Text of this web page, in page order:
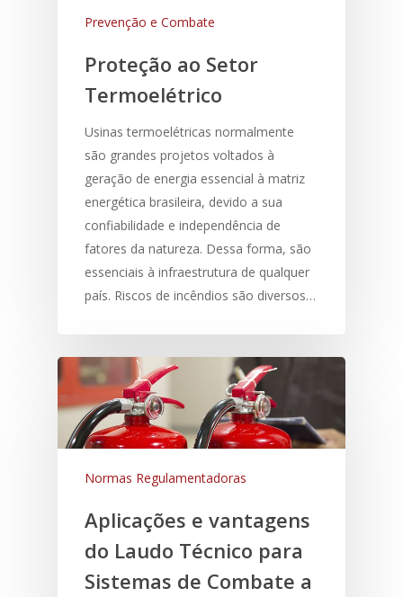
Prevenção e Combate
Proteção ao Setor
Termoelétrico
Usinas termoelétricas normalmente
são grandes projetos voltados à
geração de energia essencial à matriz
energética brasileira, devido a sua
confiabilidade e independência de
fatores da natureza. Dessa forma, são
essenciais à infraestrutura de qualquer
país. Riscos de incêndios são diversos…
Normas Regulamentadoras
Aplicações e vantagens
do Laudo Técnico para
Sistemas de Combate a